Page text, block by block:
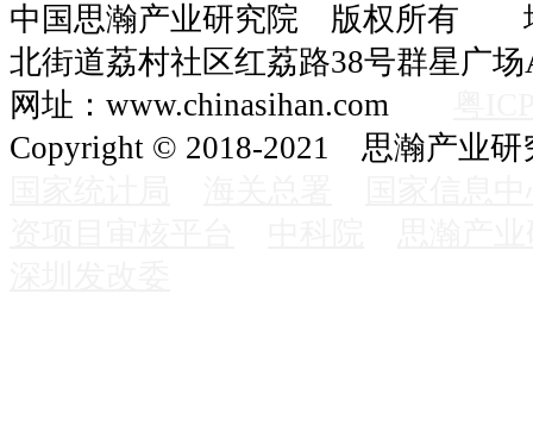
中国思瀚产业研究院 版权所有
北街道荔村社区红荔路38号群星广
网址：www.chinasihan.com
Copyright © 2018-2021 思瀚产业研